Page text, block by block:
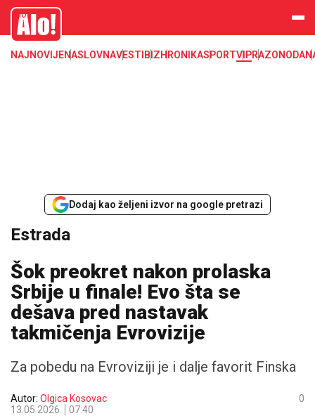
Estrada, poznati, VIP
Alo
NAJNOVIJENASLOVNAVESTI BIZHRONIKASPORTVIPRAZONODA
Dodaj kao željeni izvor na google pretrazi
Estrada
Šok preokret nakon prolaska
Srbije u finale! Evo šta se
dešava pred nastavak
takmičenja Evrovizije
Za pobedu na Evroviziji je i dalje favorit Finska
Autor: Olgica Kosovac
13.05.2026.
07:40
0